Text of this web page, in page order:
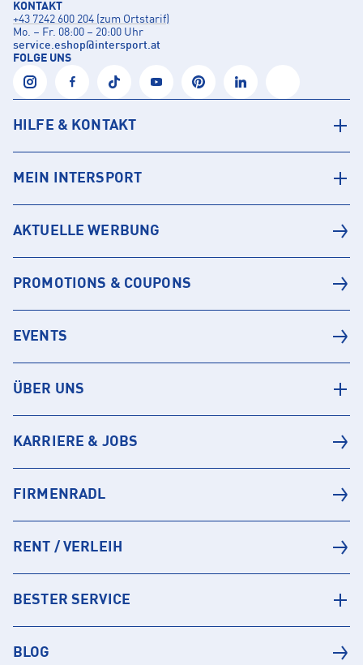
KONTAKT
+43 7242 600 204 (zum Ortstarif)
Mo. – Fr. 08:00 – 20:00 Uhr
service.eshop@intersport.at
FOLGE UNS
HILFE & KONTAKT
MEIN INTERSPORT
AKTUELLE WERBUNG
PROMOTIONS & COUPONS
EVENTS
ÜBER UNS
KARRIERE & JOBS
FIRMENRADL
RENT / VERLEIH
BESTER SERVICE
BLOG